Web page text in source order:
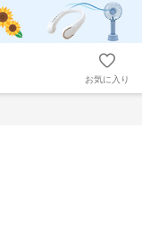
お気に入り